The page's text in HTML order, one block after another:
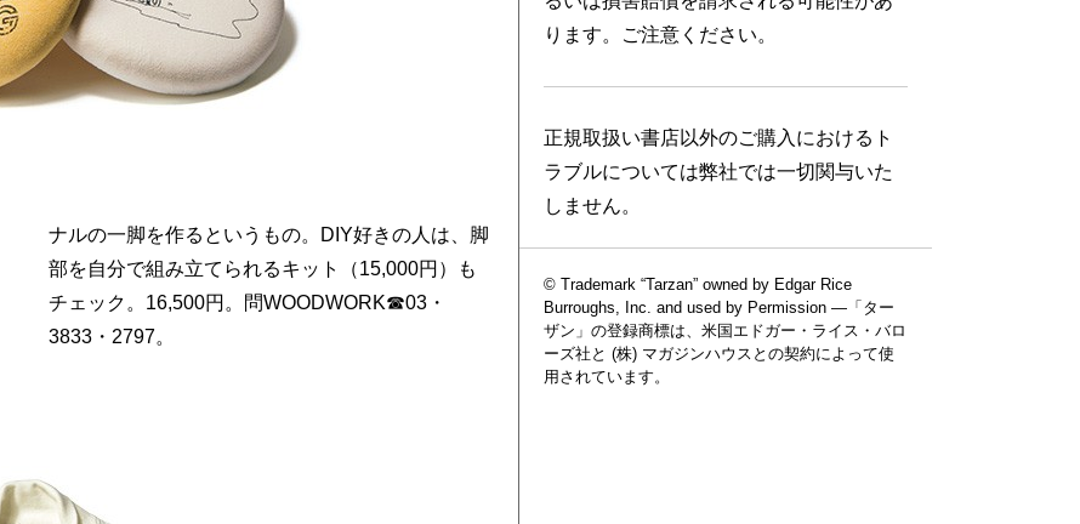
3833・2797。
ります。ご注意ください。
正規取扱い書店以外のご購入におけるト
ラブルについては弊社では一切関与いた
しません。
© Trademark “Tarzan” owned by Edgar Rice
Burroughs, Inc. and used by Permission —「ター
ザン」の登録商標は、米国エドガー・ライス・バロ
ーズ社と (株) マガジンハウスとの契約によって使
用されています。